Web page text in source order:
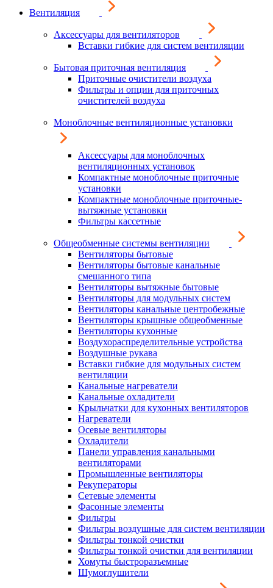
Вентиляция
Аксессуары для вентиляторов
Вставки гибкие для систем вентиляции
Бытовая приточная вентиляция
Приточные очистители воздуха
Фильтры и опции для приточных
очистителей воздуха
Моноблочные вентиляционные установки
Аксессуары для моноблочных
вентиляционных установок
Компактные моноблочные приточные
установки
Компактные моноблочные приточные-
вытяжные установки
Фильтры кассетные
Общеобменные системы вентиляции
Вентиляторы бытовые
Вентиляторы бытовые канальные
смешанного типа
Вентиляторы вытяжные бытовые
Вентиляторы для модульных систем
Вентиляторы канальные центробежные
Вентиляторы крышные общеобменные
Вентиляторы кухонные
Воздухораспределительные устройства
Воздушные рукава
Вставки гибкие для модульных систем
вентиляции
Канальные нагреватели
Канальные охладители
Крыльчатки для кухонных вентиляторов
Нагреватели
Осевые вентиляторы
Охладители
Панели управления канальными
вентиляторами
Промышленные вентиляторы
Рекуператоры
Сетевые элементы
Фасонные элементы
Фильтры
Фильтры воздушные для систем вентиляции
Фильтры тонкой очистки
Фильтры тонкой очистки для вентиляции
Хомуты быстроразъемные
Шумоглушители